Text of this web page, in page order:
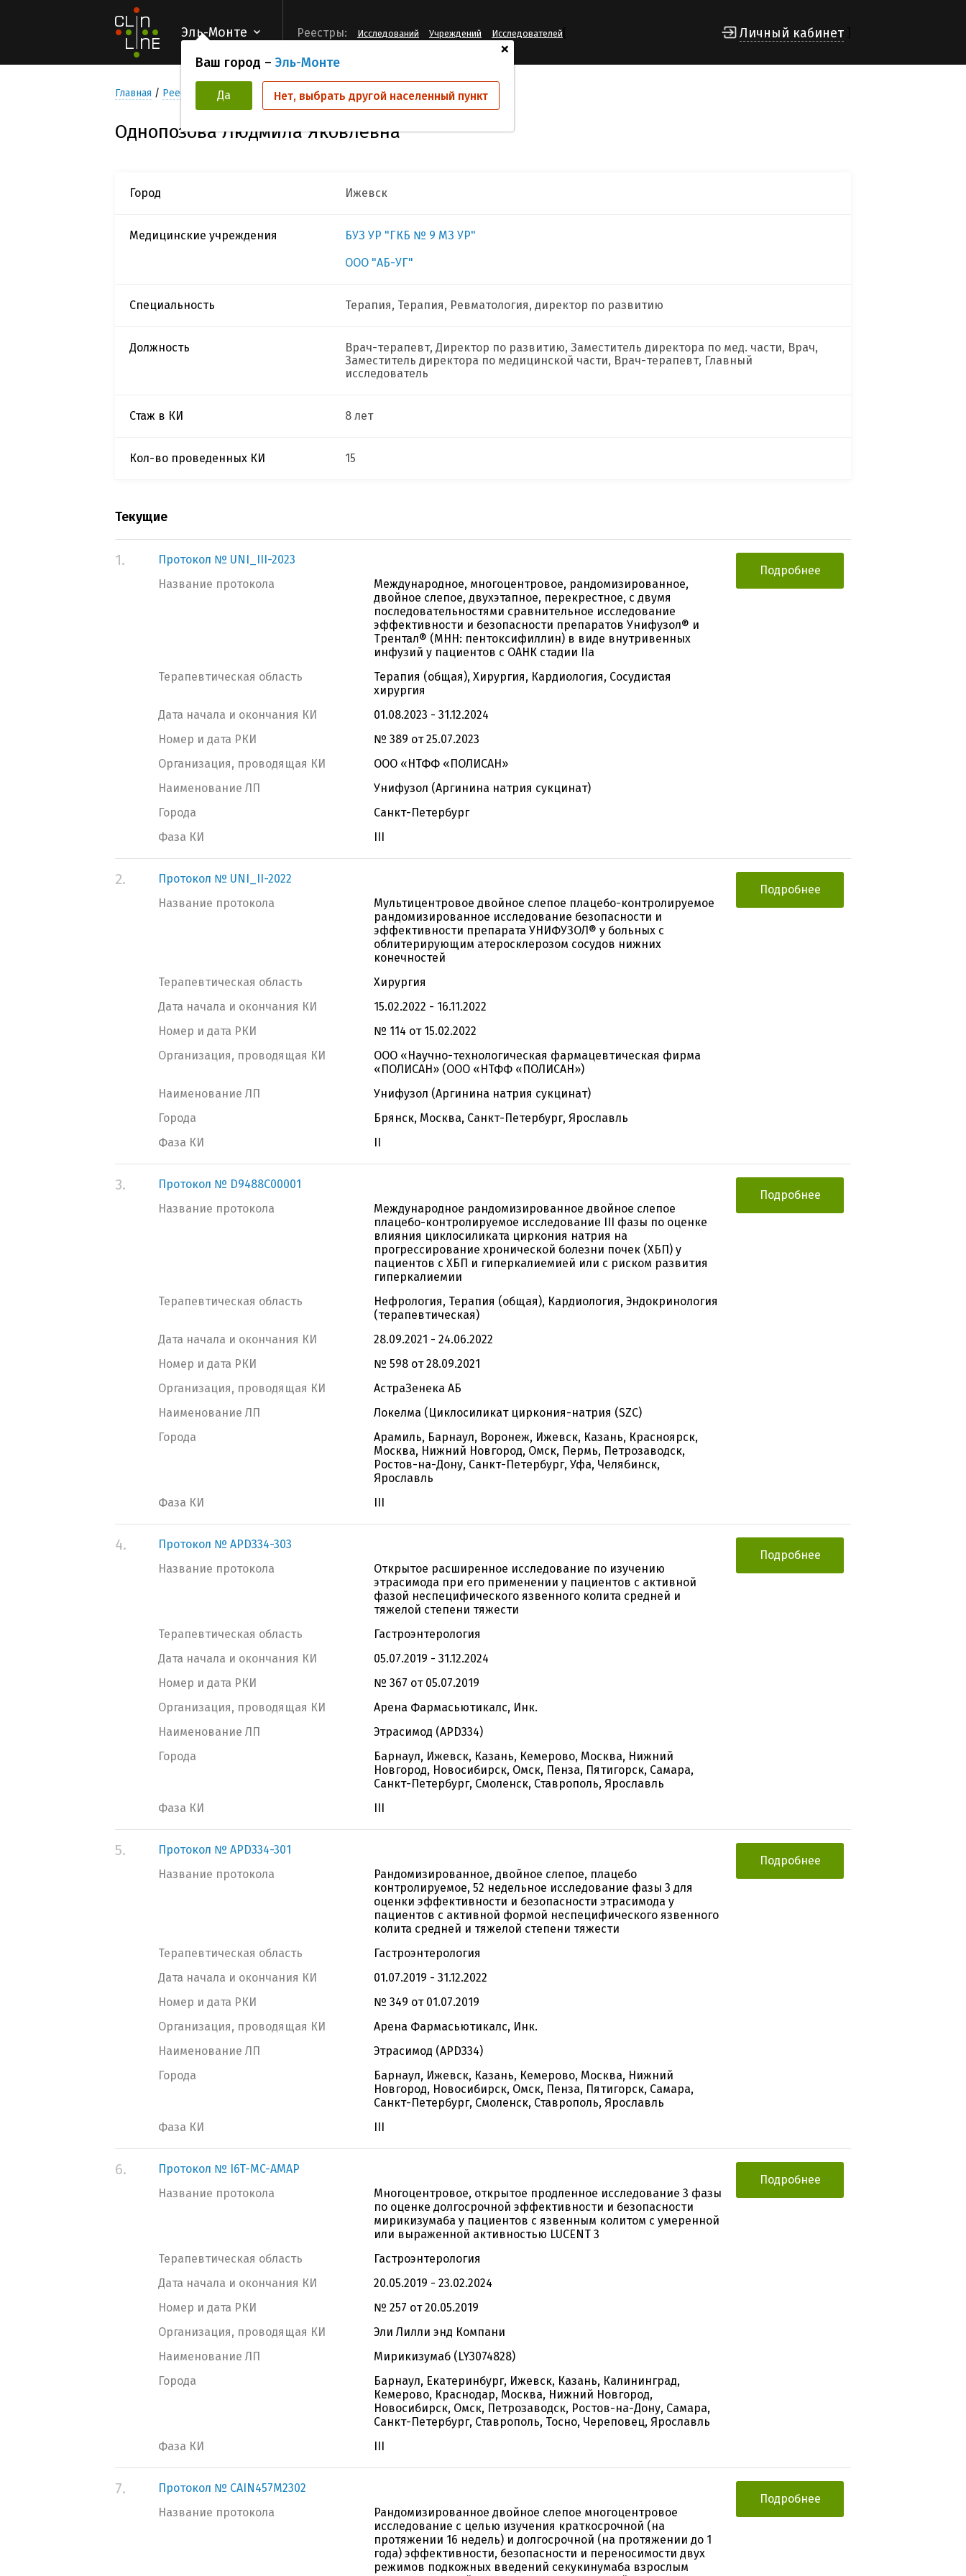
Эль-Монте
+
Ваш город – Эль-Монте
Да Нет, выбрать другой населенный пункт
Реестры: Исследований Учреждений Исследователей Личный кабинет
Главная Реестр Исследователей Однопозова Людмила Яковлевна
Однопозова Людмила Яковлевна
Город Ижевск
Медицинские учреждения
БУЗ УР "ГКБ № 9 МЗ УР"
ООО "АБ-УГ"
Специальность Терапия, Терапия, Ревматология, директор по развитию
Должность
Врач-терапевт, Директор по развитию, Заместитель директора по мед. части, Врач,
Заместитель директора по медицинской части, Врач-терапевт, Главный
исследователь
Стаж в КИ 8 лет
Кол-во проведенных КИ 15
Текущие
1.
Протокол № UNI_III-2023
Название протокола
Международное, многоцентровое, рандомизированное,
двойное слепое, двухэтапное, перекрестное, с двумя
последовательностями сравнительное исследование
эффективности и безопасности препаратов Унифузол® и
Трентал® (МНН: пентоксифиллин) в виде внутривенных
инфузий у пациентов с ОАНК стадии IIа
Терапевтическая область
Терапия (общая), Хирургия, Кардиология, Сосудистая
хирургия
Дата начала и окончания КИ
01.08.2023 - 31.12.2024
Номер и дата РКИ
№ 389 от 25.07.2023
Организация, проводящая КИ
ООО «НТФФ «ПОЛИСАН»
Наименование ЛП
Унифузол (Аргинина натрия сукцинат)
Города
Санкт-Петербург
Фаза КИ
III
Подробнее
2.
Протокол № UNI_II-2022
Название протокола
Мультицентровое двойное слепое плацебо-контролируемое
рандомизированное исследование безопасности и
эффективности препарата УНИФУЗОЛ® у больных с
облитерирующим атеросклерозом сосудов нижних
конечностей
Терапевтическая область
Хирургия
Дата начала и окончания КИ
15.02.2022 - 16.11.2022
Номер и дата РКИ
№ 114 от 15.02.2022
Организация, проводящая КИ
ООО «Научно-технологическая фармацевтическая фирма
«ПОЛИСАН» (ООО «НТФФ «ПОЛИСАН»)
Наименование ЛП
Унифузол (Аргинина натрия сукцинат)
Города
Брянск, Москва, Санкт-Петербург, Ярославль
Фаза КИ
II
Подробнее
3.
Протокол № D9488C00001
Название протокола
Международное рандомизированное двойное слепое
плацебо-контролируемое исследование III фазы по оценке
влияния циклосиликата циркония натрия на
прогрессирование хронической болезни почек (ХБП) у
пациентов с ХБП и гиперкалиемией или с риском развития
гиперкалиемии
Терапевтическая область
Нефрология, Терапия (общая), Кардиология, Эндокринология
(терапевтическая)
Дата начала и окончания КИ
28.09.2021 - 24.06.2022
Номер и дата РКИ
№ 598 от 28.09.2021
Организация, проводящая КИ
АстраЗенека АБ
Наименование ЛП
Локелма (Циклосиликат циркония-натрия (SZC)
Города
Арамиль, Барнаул, Воронеж, Ижевск, Казань, Красноярск,
Москва, Нижний Новгород, Омск, Пермь, Петрозаводск,
Ростов-на-Дону, Санкт-Петербург, Уфа, Челябинск,
Ярославль
Фаза КИ
III
Подробнее
4.
Протокол № APD334-303
Название протокола
Открытое расширенное исследование по изучению
этрасимода при его применении у пациентов с активной
фазой неспецифического язвенного колита средней и
тяжелой степени тяжести
Терапевтическая область
Гастроэнтерология
Дата начала и окончания КИ
05.07.2019 - 31.12.2024
Номер и дата РКИ
№ 367 от 05.07.2019
Организация, проводящая КИ
Арена Фармасьютикалс, Инк.
Наименование ЛП
Этрасимод (APD334)
Города
Барнаул, Ижевск, Казань, Кемерово, Москва, Нижний
Новгород, Новосибирск, Омск, Пенза, Пятигорск, Самара,
Санкт-Петербург, Смоленск, Ставрополь, Ярославль
Фаза КИ
III
Подробнее
5.
Протокол № APD334-301
Название протокола
Рандомизированное, двойное слепое, плацебо
контролируемое, 52 недельное исследование фазы 3 для
оценки эффективности и безопасности этрасимода у
пациентов с активной формой неспецифического язвенного
колита средней и тяжелой степени тяжести
Терапевтическая область
Гастроэнтерология
Дата начала и окончания КИ
01.07.2019 - 31.12.2022
Номер и дата РКИ
№ 349 от 01.07.2019
Организация, проводящая КИ
Арена Фармасьютикалс, Инк.
Наименование ЛП
Этрасимод (APD334)
Города
Барнаул, Ижевск, Казань, Кемерово, Москва, Нижний
Новгород, Новосибирск, Омск, Пенза, Пятигорск, Самара,
Санкт-Петербург, Смоленск, Ставрополь, Ярославль
Фаза КИ
III
Подробнее
6.
Протокол № I6T-MC-AMAP
Название протокола
Многоцентровое, открытое продленное исследование 3 фазы
по оценке долгосрочной эффективности и безопасности
мирикизумаба у пациентов с язвенным колитом с умеренной
или выраженной активностью LUCENT 3
Терапевтическая область
Гастроэнтерология
Дата начала и окончания КИ
20.05.2019 - 23.02.2024
Номер и дата РКИ
№ 257 от 20.05.2019
Организация, проводящая КИ
Эли Лилли энд Компани
Наименование ЛП
Мирикизумаб (LY3074828)
Города
Барнаул, Екатеринбург, Ижевск, Казань, Калининград,
Кемерово, Краснодар, Москва, Нижний Новгород,
Новосибирск, Омск, Петрозаводск, Ростов-на-Дону, Самара,
Санкт-Петербург, Ставрополь, Тосно, Череповец, Ярославль
Фаза КИ
III
Подробнее
7.
Протокол № CAIN457M2302
Название протокола
Рандомизированное двойное слепое многоцентровое
исследование с целью изучения краткосрочной (на
протяжении 16 недель) и долгосрочной (на протяжении до 1
года) эффективности, безопасности и переносимости двух
режимов подкожных введений секукинумаба взрослым
Подробнее